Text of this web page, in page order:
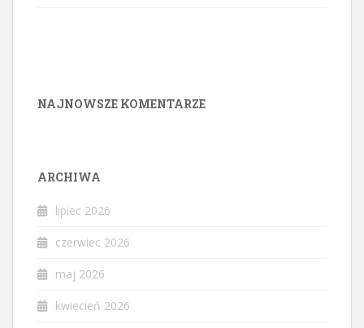
NAJNOWSZE KOMENTARZE
ARCHIWA
lipiec 2026
czerwiec 2026
maj 2026
kwiecień 2026